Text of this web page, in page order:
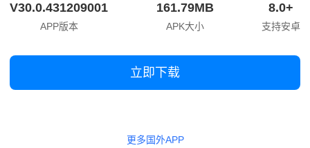
V30.0.431209001
APP版本
161.79MB
APK大小
8.0+
支持安卓
立即下载
更多国外APP